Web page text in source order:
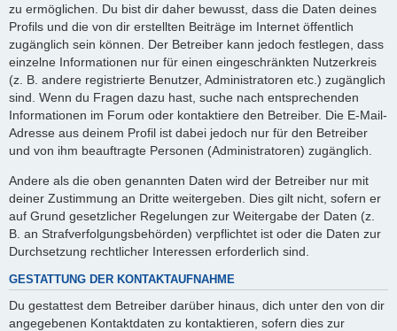
zu ermöglichen. Du bist dir daher bewusst, dass die Daten deines
Profils und die von dir erstellten Beiträge im Internet öffentlich
zugänglich sein können. Der Betreiber kann jedoch festlegen, dass
einzelne Informationen nur für einen eingeschränkten Nutzerkreis
(z. B. andere registrierte Benutzer, Administratoren etc.) zugänglich
sind. Wenn du Fragen dazu hast, suche nach entsprechenden
Informationen im Forum oder kontaktiere den Betreiber. Die E-Mail-
Adresse aus deinem Profil ist dabei jedoch nur für den Betreiber
und von ihm beauftragte Personen (Administratoren) zugänglich.
Andere als die oben genannten Daten wird der Betreiber nur mit
deiner Zustimmung an Dritte weitergeben. Dies gilt nicht, sofern er
auf Grund gesetzlicher Regelungen zur Weitergabe der Daten (z.
B. an Strafverfolgungsbehörden) verpflichtet ist oder die Daten zur
Durchsetzung rechtlicher Interessen erforderlich sind.
GESTATTUNG DER KONTAKTAUFNAHME
Du gestattest dem Betreiber darüber hinaus, dich unter den von dir
angegebenen Kontaktdaten zu kontaktieren, sofern dies zur